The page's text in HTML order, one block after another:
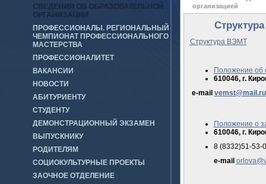
СВЕДЕНИЯ ОБ ОБРАЗОВАТЕЛЬНОЙ
ОРГАНИЗАЦИИ
ПРОФЕССИОНАЛЫ. РЕГИОНАЛЬНЫЙ
ЧЕМПИОНАТ ПРОФЕССИОНАЛЬНОГО
МАСТЕРСТВА
ПРОФЕССИОНАЛИТЕТ
ВАКАНСИИ
НОВОСТИ
АБИТУРИЕНТУ
СТУДЕНТУ
ДЕМОНСТРАЦИОННЫЙ ЭКЗАМЕН
ВЫПУСКНИКУ
РОДИТЕЛЯМ
СОЦИОКУЛЬТУРНЫЕ ПРОЕКТЫ
ЗАОЧНОЕ ОТДЕЛЕНИЕ
организацией
Структура ВЭМТ
Положение об
610046, г.
e-mail vemst@mail.ru
Положение о
610046, г.
8 (8332)51-53-
e-mail